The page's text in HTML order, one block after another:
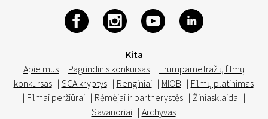
Kita
Apie mus | Pagrindinis konkursas | Trumpametražių filmų
konkursas | SCA kryptys | Renginiai | MIOB | Filmų platinimas
| Filmai peržiūrai | Rėmėjai ir partnerystės | Žiniasklaida |
Savanoriai | Archyvas